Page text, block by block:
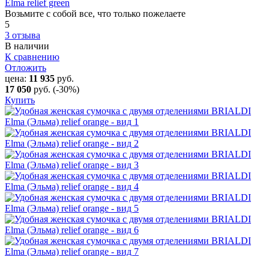
Elma relief green
Возьмите с собой все, что только пожелаете
5
3 отзыва
В наличии
К сравнению
Отложить
цена: 11 935 руб.
17 050 руб. (-30%)
Купить